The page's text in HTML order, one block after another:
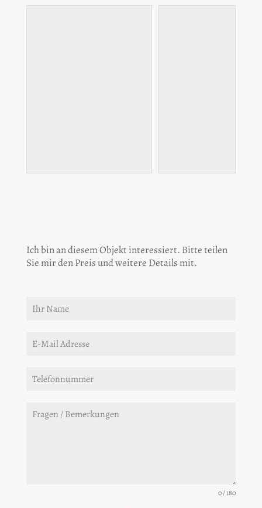
Ich bin an diesem Objekt interessiert. Bitte teilen
Sie mir den Preis und weitere Details mit.
0 / 180